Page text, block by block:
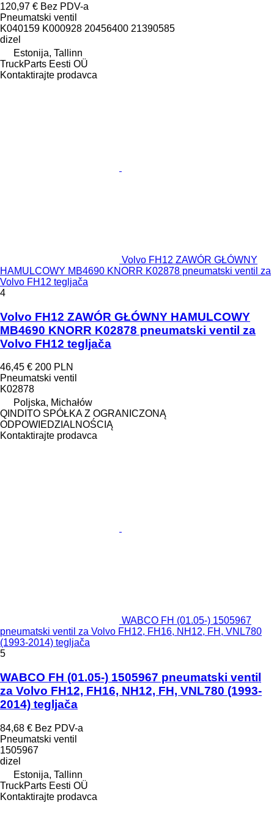
120,97 € Bez PDV-a
Pneumatski ventil
K040159 K000928 20456400 21390585
dizel
Estonija, Tallinn
TruckParts Eesti OÜ
Kontaktirajte prodavca
Volvo FH12 ZAWÓR GŁÓWNY
HAMULCOWY MB4690 KNORR K02878 pneumatski ventil za
Volvo FH12 tegljača
4
Volvo FH12 ZAWÓR GŁÓWNY HAMULCOWY
MB4690 KNORR K02878 pneumatski ventil za
Volvo FH12 tegljača
46,45 € 200 PLN
Pneumatski ventil
K02878
Poljska, Michałów
QINDITO SPÓŁKA Z OGRANICZONĄ
ODPOWIEDZIALNOŚCIĄ
Kontaktirajte prodavca
WABCO FH (01.05-) 1505967
pneumatski ventil za Volvo FH12, FH16, NH12, FH, VNL780
(1993-2014) tegljača
5
WABCO FH (01.05-) 1505967 pneumatski ventil
za Volvo FH12, FH16, NH12, FH, VNL780 (1993-
2014) tegljača
84,68 € Bez PDV-a
Pneumatski ventil
1505967
dizel
Estonija, Tallinn
TruckParts Eesti OÜ
Kontaktirajte prodavca